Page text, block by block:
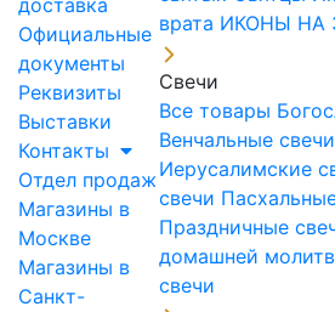
доставка
Официальные
документы
Реквизиты
Выставки
Контакты
Отдел продаж
Магазины в
Москве
Магазины в
Санкт-
врата ИКОНЫ НА
Свечи
Все товары
Венчальные свечи
Иерусалимские
свечи
Праздничные
домашней
свечи